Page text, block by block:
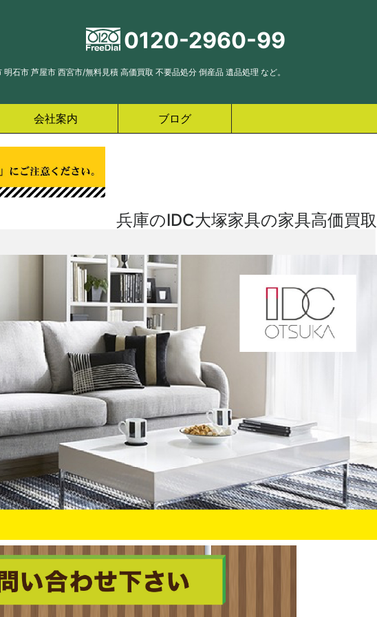
0120-2960-99
石市 芦屋市 西宮市/無料見積 高価買取 不要品処分 倒産品 遺品処理 など。
会社案内 ブログ
兵庫のIDC大塚家具の家具高価買取